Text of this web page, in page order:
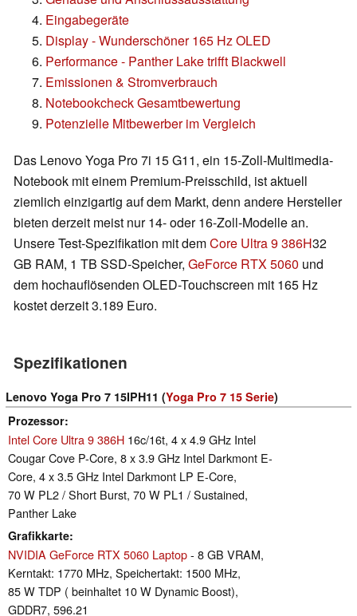
Eingabegeräte
Display - Wunderschöner 165 Hz OLED
Performance - Panther Lake trifft Blackwell
Emissionen & Stromverbrauch
Notebookcheck Gesamtbewertung
Potenzielle Mitbewerber im Vergleich
Das Lenovo Yoga Pro 7i 15 G11, ein 15-Zoll-Multimedia-
Notebook mit einem Premium-Preisschild, ist aktuell
ziemlich einzigartig auf dem Markt, denn andere Hersteller
bieten derzeit meist nur 14- oder 16-Zoll-Modelle an.
Unsere Test-Spezifikation mit demCore Ultra 9 386H32
GB RAM, 1 TB SSD-Speicher, GeForce RTX 5060 und
dem hochauflösenden OLED-Touchscreen mit 165 Hz
kostet derzeit 3.189 Euro.
Spezifikationen
Lenovo Yoga Pro 7 15IPH11 (Yoga Pro 7 15 Serie)
Prozessor
Intel Core Ultra 9 386H 16c/16t, 4 x 4.9 GHz Intel
Cougar Cove P-Core, 8 x 3.9 GHz Intel Darkmont E-
Core, 4 x 3.5 GHz Intel Darkmont LP E-Core,
70 W PL2 / Short Burst, 70 W PL1 / Sustained,
Panther Lake
Grafikkarte
NVIDIA GeForce RTX 5060 Laptop- 8 GB VRAM,
Kerntakt: 1770 MHz, Speichertakt: 1500 MHz,
85 W TDP ( beinhaltet 10 W Dynamic Boost),
GDDR7, 596.21